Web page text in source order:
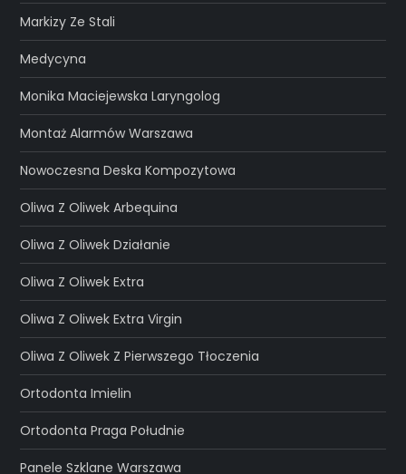
Markizy Ze Stali
Medycyna
Monika Maciejewska Laryngolog
Montaż Alarmów Warszawa
Nowoczesna Deska Kompozytowa
Oliwa Z Oliwek Arbequina
Oliwa Z Oliwek Działanie
Oliwa Z Oliwek Extra
Oliwa Z Oliwek Extra Virgin
Oliwa Z Oliwek Z Pierwszego Tłoczenia
Ortodonta Imielin
Ortodonta Praga Południe
Panele Szklane Warszawa